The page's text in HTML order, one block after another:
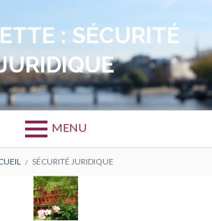
: SÉCURITÉ
MENU
SÉCURITÉ JURIDIQUE